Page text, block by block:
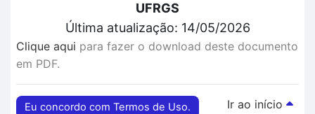
UFRGS
Última atualização: 14/05/2026
Clique aqui para fazer o download deste documento
em PDF.
Eu concordo com Termos de Uso. Ir ao início